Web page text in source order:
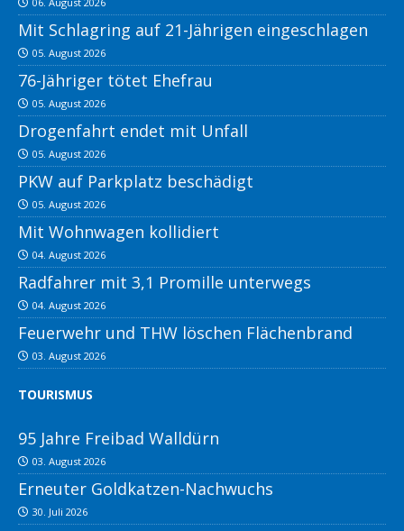
Mit Schlagring auf 21-Jährigen eingeschlagen
05. August 2026
76-Jähriger tötet Ehefrau
05. August 2026
Drogenfahrt endet mit Unfall
05. August 2026
PKW auf Parkplatz beschädigt
05. August 2026
Mit Wohnwagen kollidiert
04. August 2026
Radfahrer mit 3,1 Promille unterwegs
04. August 2026
Feuerwehr und THW löschen Flächenbrand
03. August 2026
TOURISMUS
95 Jahre Freibad Walldürn
03. August 2026
Erneuter Goldkatzen-Nachwuchs
30. Juli 2026